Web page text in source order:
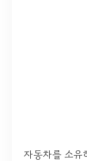
자동차를 소유